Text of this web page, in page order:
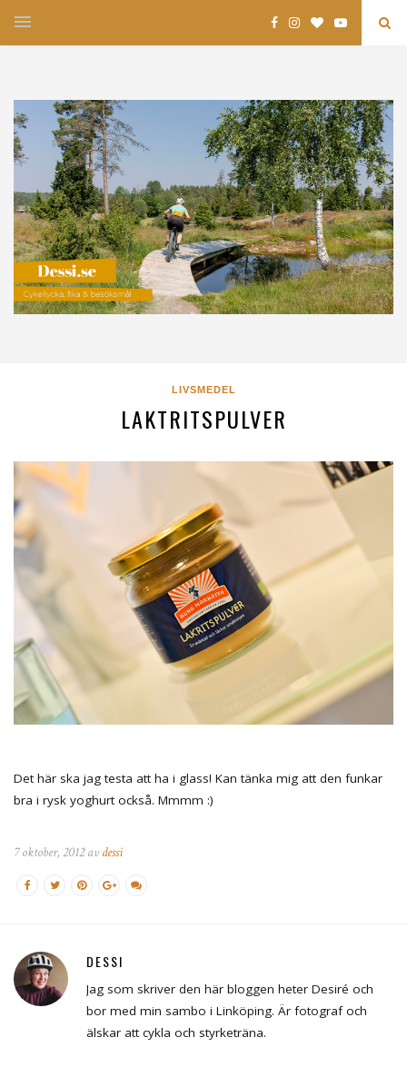
LIVSMEDEL
LAKTRITSPULVER
Det här ska jag testa att ha i glass! Kan tänka mig att den funkar
bra i rysk yoghurt också. Mmmm :)
7 oktober, 2012 avdessi
DESSI
Jag som skriver den här bloggen heter Desiré och
bor med min sambo i Linköping. Är fotograf och
älskar att cykla och styrketräna.